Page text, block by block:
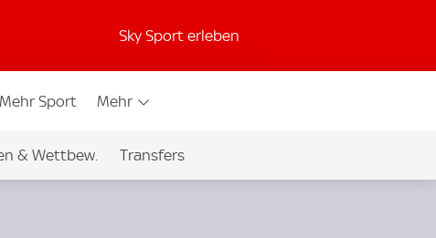
Sky Sport erleben
Mehr Sport Mehr
& Wettbew. Transfers